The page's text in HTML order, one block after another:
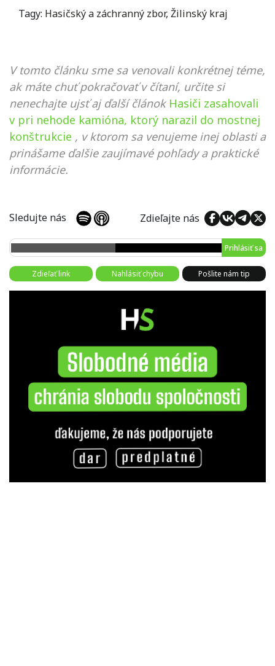
Tagy: Hasičský a záchranný zbor, Žilinský kraj
V tomto článku sme sa venovali konkrétnej téme,
ak máte chuť pokračovať v čítaní, určite si
nenechajte ujsť aj ďalší článok Hasiči zasahovali
v pri nehode kamióna, ktorý narazil do mostnej
konštrukcie , v ktorom sa venujeme inej oblasti a
prinášame ďalšie zaujímavé pohľady a praktické
informácie.
Sledujte nás Zdieľajte nás
Prihlásiť sa
Zdieľať link Nahlásiť chybu Pošlite nám tip